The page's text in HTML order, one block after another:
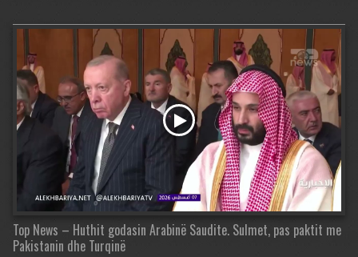
Top News – Huthit godasin Arabinë Saudite. Sulmet, pas paktit me
Pakistanin dhe Turqinë